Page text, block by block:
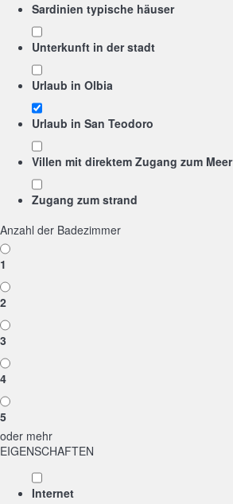
Sardinien typische häuser
Unterkunft in der stadt
Urlaub in Olbia
Urlaub in San Teodoro
Villen mit direktem Zugang zum Meer
Zugang zum strand
Anzahl der Badezimmer
1
2
3
4
5
oder mehr
EIGENSCHAFTEN
Internet